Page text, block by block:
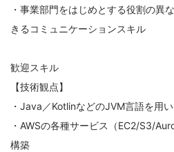
・事業部門をはじめとする役割の異
きるコミュニケーションスキル
歓迎スキル
【技術観点】
・Java／KotlinなどのJVM言語を用
・AWSの各種サービス（EC2/S3/
構築